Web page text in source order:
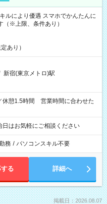
により優遇 スマホでかんたんに
（※上限、条件あり）
あり）
新宿(東京メトロ)駅
はお気軽にご相談ください
務 / パソコンスキル不要
る 詳細へ
掲載日：2026.08.07